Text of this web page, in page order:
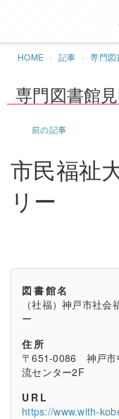
HOME 記事 専門図
専門図書館
前の記事
市民福祉
リー
図書館名
（社福）神戸市社
ー
住所
〒651-0086 神戸市
流センター2F
URL
https://www.with-